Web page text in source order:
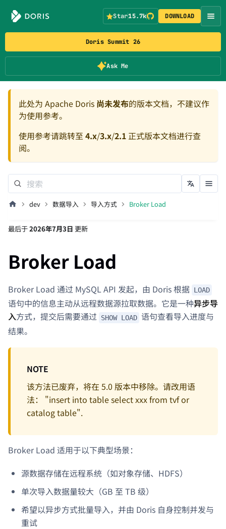
Doris Summit 26
Ask Me
Star15.7k DOWNLOAD
此处为 Apache Doris 尚未发布的版本文档，不建议作
为使用参考。
使用参考请跳转至 4.x/3.x/2.1正式版本文档进行查
阅。
dev 数据导入 导入方式 Broker Load
最后于2026年7月3日 更新
Broker Load
Broker Load 通过 MySQL API 发起，由 Doris 根据 LOAD
语句中的信息主动从远程数据源拉取数据。它是一种异步导
入方式，提交后需要通过 SHOW LOAD 语句查看导入进度与
结果。
NOTE
该方法已废弃，将在 5.0 版本中移除。请改用语
法： "insert into table select xxx from tvf or
catalog table".
Broker Load 适用于以下典型场景：
源数据存储在远程系统（如对象存储、HDFS）
单次导入数据量较大（GB 至 TB 级）
希望以异步方式批量导入，并由 Doris 自身控制并发与
重试